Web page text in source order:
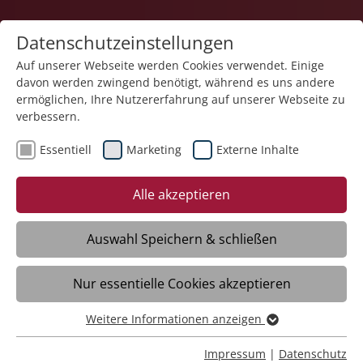
Karriere
Heilerziehungspfleger | Arbeitserzieher
Datenschutzeinstellungen
Auf unserer Webseite werden Cookies verwendet. Einige
davon werden zwingend benötigt, während es uns andere
ermöglichen, Ihre Nutzererfahrung auf unserer Webseite zu
verbessern.
Essentiell Marketing Externe Inhalte
Alle akzeptieren
Auswahl Speichern & schließen
Nur essentielle Cookies akzeptieren
Essentiell
Essentielle Cookies werden für grundlegende Funktionen
Weitere Informationen anzeigen
Impressum | Datenschutz